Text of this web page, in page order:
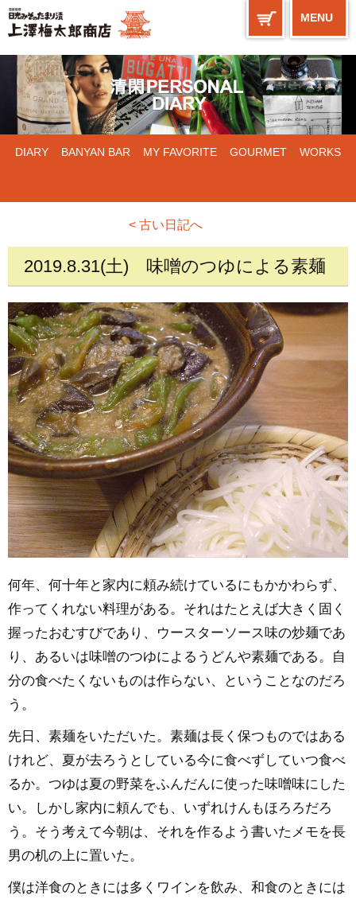
MENU
DIARY BANYAN BAR MY FAVORITE GOURMET WORKS
< 古い日記へ
2019.8.31(土) 味噌のつゆによる素麺
何年、何十年と家内に頼み続けているにもかかわらず、
作ってくれない料理がある。それはたとえば大きく固く
握ったおむすびであり、ウースターソース味の炒麺であ
り、あるいは味噌のつゆによるうどんや素麺である。自
分の食べたくないものは作らない、ということなのだろ
う。
先日、素麺をいただいた。素麺は長く保つものではある
けれど、夏が去ろうとしている今に食べずしていつ食べ
るか。つゆは夏の野菜をふんだんに使った味噌味にした
い。しかし家内に頼んでも、いずれけんもほろろだろ
う。そう考えて今朝は、それを作るよう書いたメモを長
男の机の上に置いた。
僕は洋食のときには多くワインを飲み、和食のときには